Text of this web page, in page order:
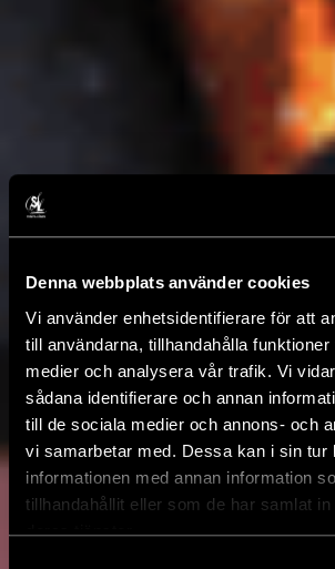
Denna webbplats använder cookies
Vi använder enhetsidentifierare för att
till användarna, tillhandahålla
medier och analysera vår trafik. Vi
sådana identifierare och annan
till de sociala medier och annons- och
vi samarbetar med. Dessa kan i sin tur
informationen med annan information
tillhandahållit eller som de har samlat
deras tjänster.